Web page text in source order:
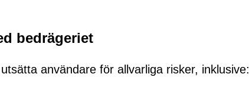
bedrägeriet
användare för allvarliga risker, inklusive: